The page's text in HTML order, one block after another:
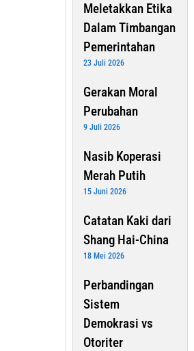
Meletakkan Etika
Dalam Timbangan
Pemerintahan
23 Juli 2026
Gerakan Moral
Perubahan
9 Juli 2026
Nasib Koperasi
Merah Putih
15 Juni 2026
Catatan Kaki dari
Shang Hai-China
18 Mei 2026
Perbandingan
Sistem
Demokrasi vs
Otoriter